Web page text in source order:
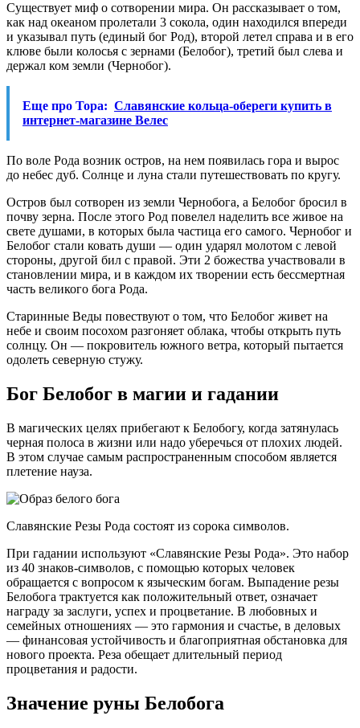
Существует миф о сотворении мира. Он рассказывает о том,
как над океаном пролетали 3 сокола, один находился впереди
и указывал путь (единый бог Род), второй летел справа и в его
клюве были колосья с зернами (Белобог), третий был слева и
держал ком земли (Чернобог).
Еще про Тора: Славянские кольца-обереги купить в
интернет-магазине Велес
По воле Рода возник остров, на нем появилась гора и вырос
до небес дуб. Солнце и луна стали путешествовать по кругу.
Остров был сотворен из земли Чернобога, а Белобог бросил в
почву зерна. После этого Род повелел наделить все живое на
свете душами, в которых была частица его самого. Чернобог и
Белобог стали ковать души — один ударял молотом с левой
стороны, другой бил с правой. Эти 2 божества участвовали в
становлении мира, и в каждом их творении есть бессмертная
часть великого бога Рода.
Старинные Веды повествуют о том, что Белобог живет на
небе и своим посохом разгоняет облака, чтобы открыть путь
солнцу. Он — покровитель южного ветра, который пытается
одолеть северную стужу.
Бог Белобог в магии и гадании
В магических целях прибегают к Белобогу, когда затянулась
черная полоса в жизни или надо уберечься от плохих людей.
В этом случае самым распространенным способом является
плетение науза.
Славянские Резы Рода состоят из сорока символов.
При гадании используют «Славянские Резы Рода». Это набор
из 40 знаков-символов, с помощью которых человек
обращается с вопросом к языческим богам. Выпадение резы
Белобога трактуется как положительный ответ, означает
награду за заслуги, успех и процветание. В любовных и
семейных отношениях — это гармония и счастье, в деловых
— финансовая устойчивость и благоприятная обстановка для
нового проекта. Реза обещает длительный период
процветания и радости.
Значение руны Белобога